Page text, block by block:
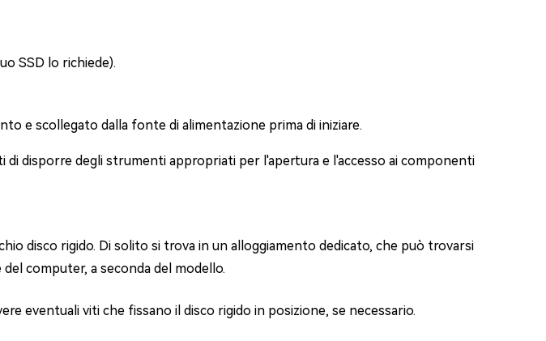
SSD lo richiede).
e scollegato dalla fonte di alimentazione prima di iniziare.
di disporre degli strumenti appropriati per l'apertura e l'accesso ai componenti
disco rigido. Di solito si trova in un alloggiamento dedicato, che può trovarsi
computer, a seconda del modello.
eventuali viti che fissano il disco rigido in posizione, se necessario.